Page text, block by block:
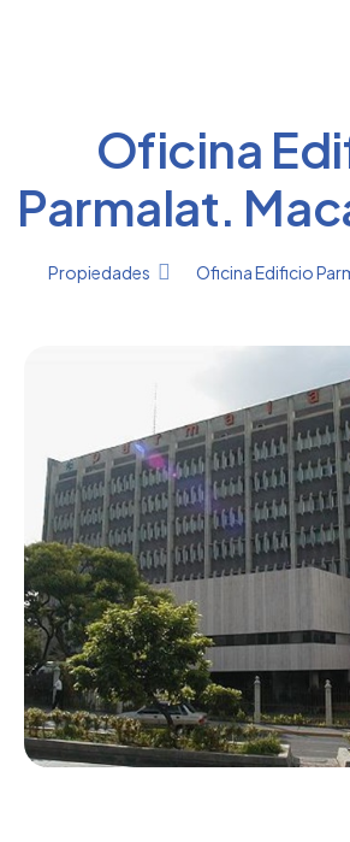
Oficina
Parmalat.
Propiedades Oficina Edificio